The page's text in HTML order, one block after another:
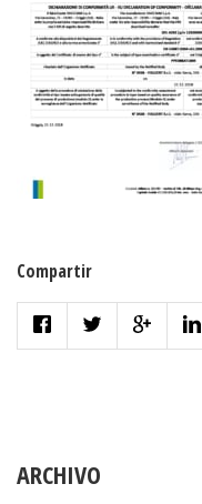
Compartir
ARCHIVO